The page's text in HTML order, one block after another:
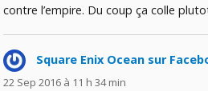
contre l’empire. Du coup ça colle
Square Enix Ocean sur
22 Sep 2016 à 11 h 34 min